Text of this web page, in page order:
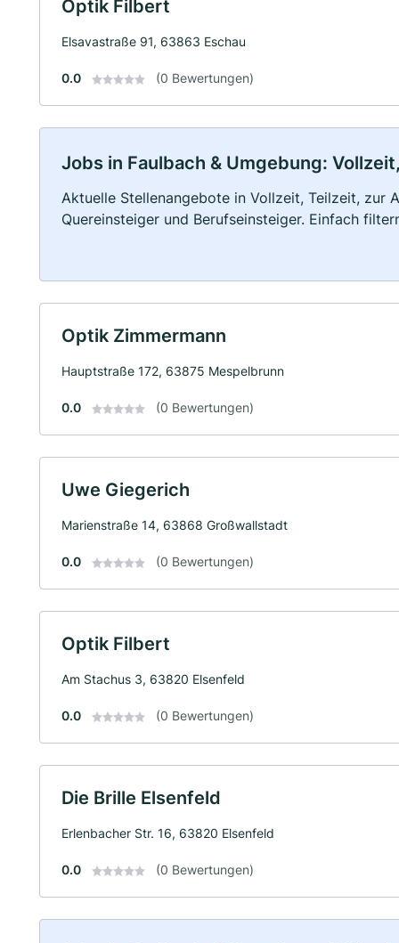
Optik Filbert
Elsavastraße 91, 63863 Eschau
0.0 (0 Bewertungen)
Jobs in Faulbach & Umgebung:
Aktuelle Stellenangebote in Vollzeit, Teilzeit, zur
Quereinsteiger und Berufseinsteiger. Einfach
Optik Zimmermann
Hauptstraße 172, 63875 Mespelbrunn
0.0 (0 Bewertungen)
Uwe Giegerich
Marienstraße 14, 63868 Großwallstadt
0.0 (0 Bewertungen)
Optik Filbert
Am Stachus 3, 63820 Elsenfeld
0.0 (0 Bewertungen)
Die Brille Elsenfeld
Erlenbacher Str. 16, 63820 Elsenfeld
0.0 (0 Bewertungen)